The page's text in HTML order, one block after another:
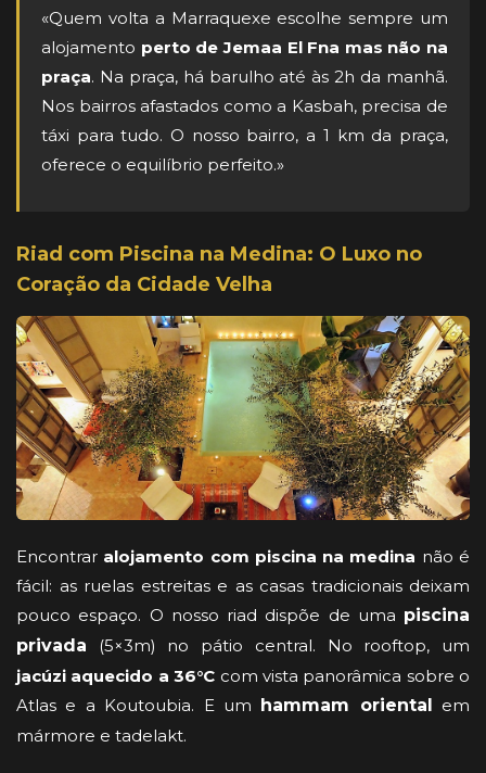
«Quem volta a Marraquexe escolhe sempre um
alojamento perto de Jemaa El Fna mas não na
praça. Na praça, há barulho até às 2h da manhã.
Nos bairros afastados como a Kasbah, precisa de
táxi para tudo. O nosso bairro, a 1 km da praça,
oferece o equilíbrio perfeito.»
Riad com Piscina na Medina: O Luxo no
Coração da Cidade Velha
Encontrar alojamento com piscina na medina não é
fácil: as ruelas estreitas e as casas tradicionais deixam
pouco espaço. O nosso riad dispõe de uma piscina
privada (5×3m) no pátio central. No rooftop, um
jacúzi aquecido a 36°C com vista panorâmica sobre o
Atlas e a Koutoubia. E um hammam oriental em
mármore e tadelakt.